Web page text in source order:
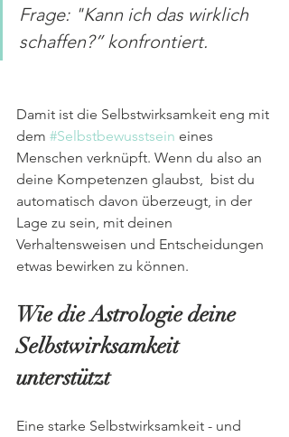
Frage: "Kann ich das wirklich
schaffen?” konfrontiert.
Damit ist die Selbstwirksamkeit eng mit
dem #Selbstbewusstsein eines
Menschen verknüpft. Wenn du also an
deine Kompetenzen glaubst,  bist du
automatisch davon überzeugt, in der
Lage zu sein, mit deinen
Verhaltensweisen und Entscheidungen
etwas bewirken zu können.
Wie die Astrologie deine
Selbstwirksamkeit
unterstützt
Eine starke Selbstwirksamkeit - und